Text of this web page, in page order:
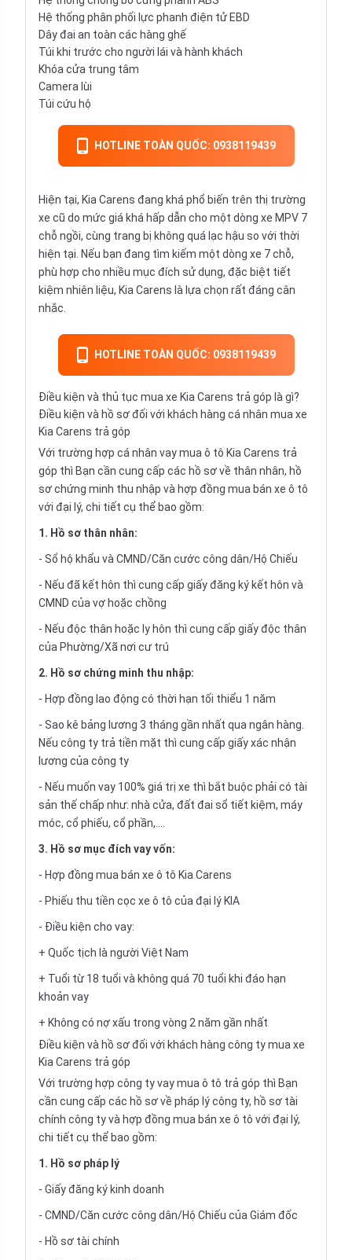
Hệ thống phân phối lực phanh điện tử EBD
Dây đai an toàn các hàng ghế
Túi khi trước cho người lái và hành khách
Khóa cửa trung tâm
Camera lùi
Túi cứu hộ
HOTLINE TOÀN QUỐC: 0938119439
Hiện tại, Kia Carens đang khá phổ biến trên thị trường
xe cũ do mức giá khá hấp dẫn cho một dòng xe MPV 7
chỗ ngồi, cùng trang bị không quá lạc hậu so với thời
hiện tại. Nếu bạn đang tìm kiếm một dòng xe 7 chỗ,
phù hợp cho nhiều mục đích sử dụng, đặc biệt tiết
kiệm nhiên liệu, Kia Carens là lựa chọn rất đáng cân
nhắc.
HOTLINE TOÀN QUỐC: 0938119439
Điều kiện và thủ tục mua xe Kia Carens trả góp là gì?
Điều kiện và hồ sơ đối với khách hàng cá nhân mua xe
Kia Carens trả góp
Với trường hợp cá nhân vaymua ô tô Kia Carens trả
góp thì Bạn cần cung cấp các hồ sơ về thân nhân, hồ
sơ chứng minh thu nhập và hợp đồng mua bán xe ô tô
với đại lý, chi tiết cụ thể bao gồm:
1. Hồ sơ thân nhân:
- Sổ hộ khẩu và CMND/Căn cước công dân/Hộ Chiếu
- Nếu đã kết hôn thì cung cấp giấy đăng ký kết hôn và
CMND của vợ hoặc chồng
- Nếu độc thân hoặc ly hôn thì cung cấp giấy độc thân
của Phường/Xã nơi cư trú
2. Hồ sơ chứng minh thu nhập:
- Hợp đồng lao động có thời hạn tối thiểu 1 năm
- Sao kê bảng lương 3 tháng gần nhất qua ngân hàng.
Nếu công ty trả tiền mặt thì cung cấp giấy xác nhận
lương của công ty
- Nếu muốn vay 100% giá trị xe thì bắt buộc phải có tài
sản thế chấp như: nhà cửa, đất đai sổ tiết kiệm, máy
móc, cổ phiếu, cổ phần,....
3. Hồ sơ mục đích vay vốn:
- Hợp đồng mua bán xe ô tô Kia Carens
- Phiếu thu tiền cọc xe ô tô của đại lý KIA
- Điều kiện cho vay:
+ Quốc tịch là người Việt Nam
+ Tuổi từ 18 tuổi và không quá 70 tuổi khi đáo hạn
khoản vay
+ Không có nợ xấu trong vòng 2 năm gần nhất
Điều kiện và hồ sơ đối với khách hàng công ty mua xe
Kia Carens trả góp
Với trường hợp công ty vaymua ô tô trả góp thì Bạn
cần cung cấp các hồ sơ về pháp lý công ty, hồ sơ tài
chính công ty và hợp đồng mua bán xe ô tô với đại lý,
chi tiết cụ thể bao gồm:
1. Hồ sơ pháp lý
- Giấy đăng ký kinh doanh
- CMND/Căn cước công dân/Hộ Chiếu của Giám đốc
- Hồ sơ tài chính